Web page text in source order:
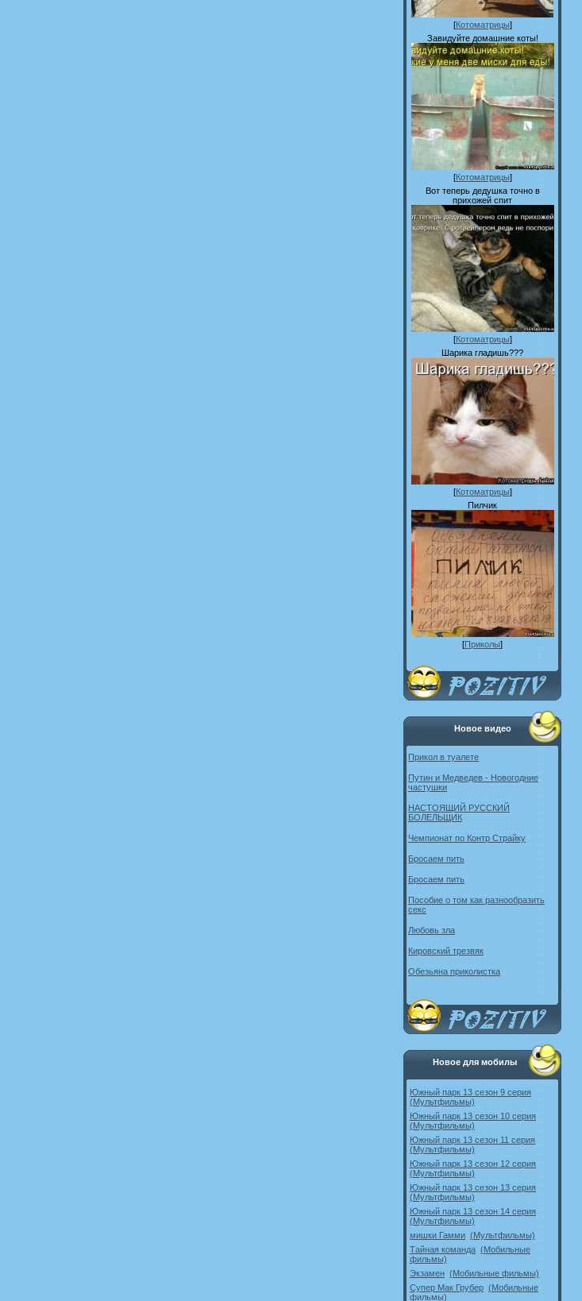
[Котоматрицы]
Завидуйте домашние коты!
[Котоматрицы]
Вот теперь дедушка точно в
прихожей спит
[Котоматрицы]
Шарика гладишь???
[Котоматрицы]
Пилчик
[Приколы]
Новое видео
Прикол в туалете
Путин и Медведев - Новогодние
частушки
НАСТОЯЩИЙ РУССКИЙ
БОЛЕЛЬЩИК
Чемпионат по Контр Страйку
Бросаем пить
Бросаем пить
Пособие о том как разнообразить
секс
Любовь зла
Кировский трезвяк
Обезьяна приколистка
Новое для мобилы
Южный парк 13 сезон 9 серия
(Мультфильмы)
Южный парк 13 сезон 10 серия
(Мультфильмы)
Южный парк 13 сезон 11 серия
(Мультфильмы)
Южный парк 13 сезон 12 серия
(Мультфильмы)
Южный парк 13 сезон 13 серия
(Мультфильмы)
Южный парк 13 сезон 14 серия
(Мультфильмы)
мишки Гамми (Мультфильмы)
Тайная команда (Мобильные
фильмы)
Экзамен (Мобильные фильмы)
Супер Мак Грубер (Мобильные
фильмы)